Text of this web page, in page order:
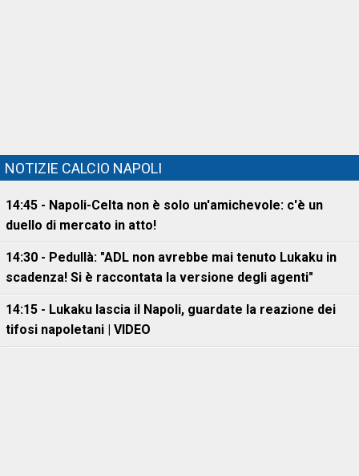
NOTIZIE CALCIO NAPOLI
14:45 - Napoli-Celta non è solo un'amichevole: c'è un
duello di mercato in atto!
14:30 - Pedullà: "ADL non avrebbe mai tenuto Lukaku in
scadenza! Si è raccontata la versione degli agenti"
14:15 - Lukaku lascia il Napoli, guardate la reazione dei
tifosi napoletani | VIDEO